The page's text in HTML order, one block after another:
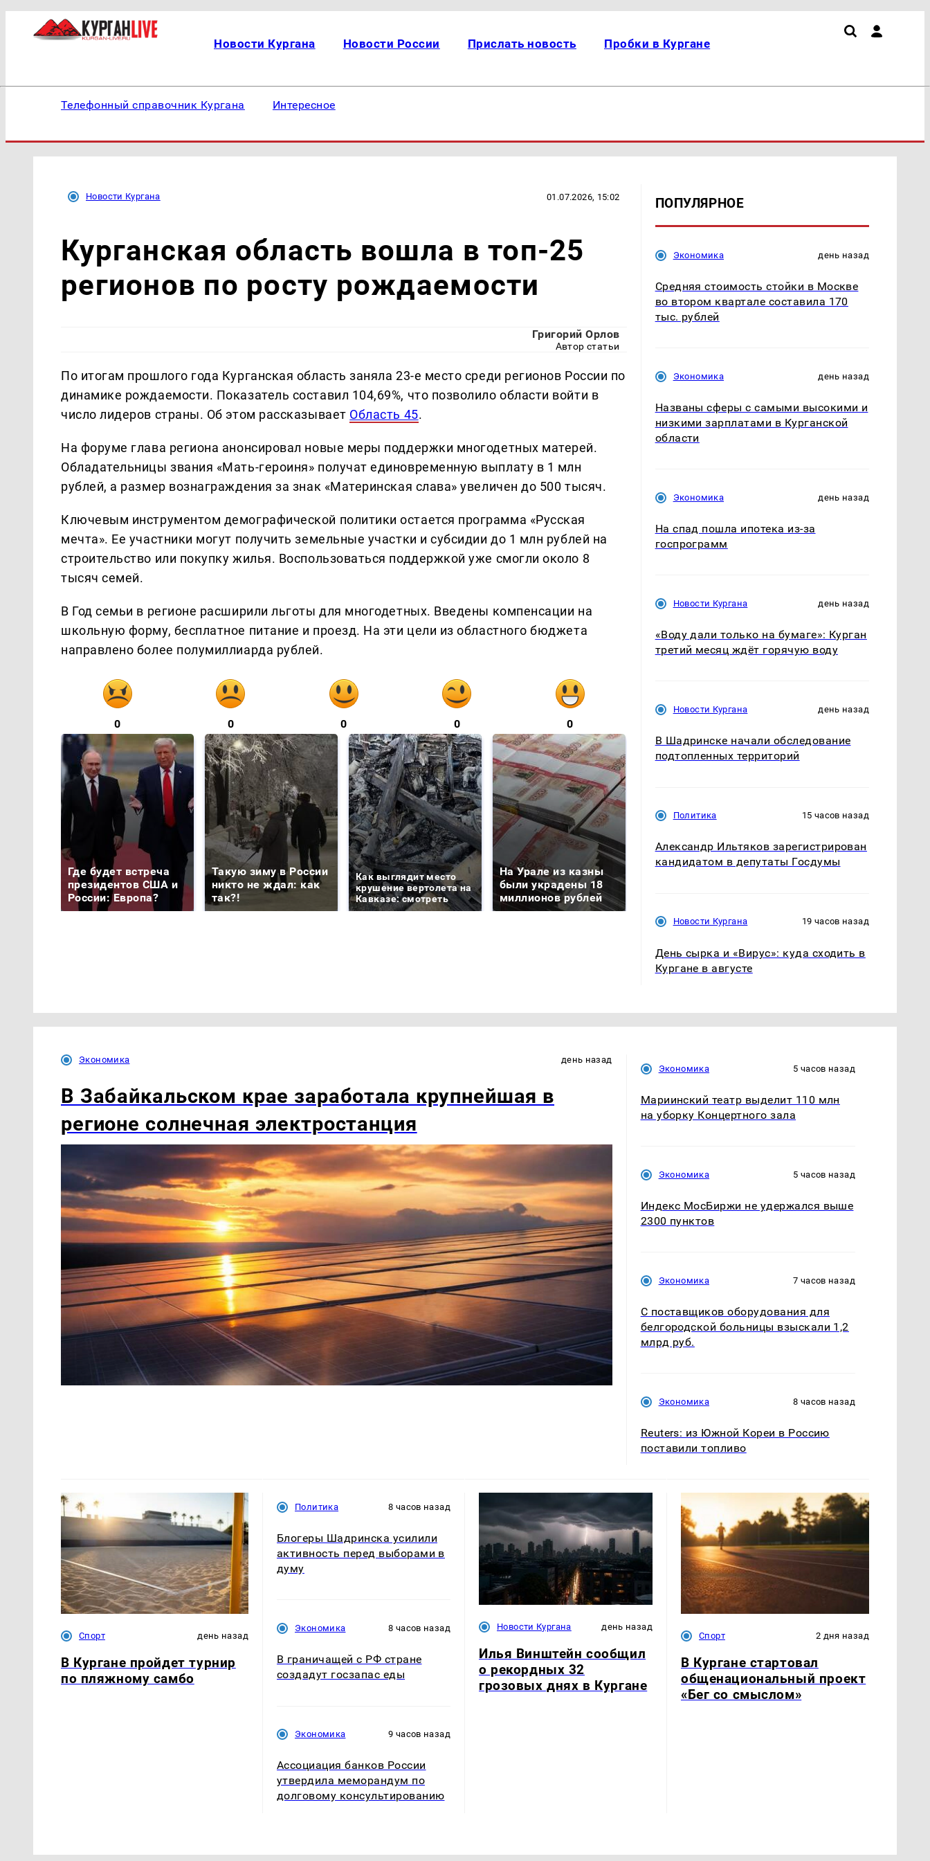
Новости Кургана Новости России Прислать новость Пробки в Кургане
Телефонный справочник Кургана Интересное
Новости Кургана 01.07.2026, 15:02
Курганская область вошла в топ-25
регионов по росту рождаемости
Григорий Орлов
Автор статьи
По итогам прошлого года Курганская область заняла 23-е место среди регионов России по
динамике рождаемости. Показатель составил 104,69%, что позволило области войти в
число лидеров страны. Об этом рассказывает Область 45.
На форуме глава региона анонсировал новые меры поддержки многодетных матерей.
Обладательницы звания «Мать-героиня» получат единовременную выплату в 1 млн
рублей, а размер вознаграждения за знак «Материнская слава» увеличен до 500 тысяч.
Ключевым инструментом демографической политики остается программа «Русская
мечта». Ее участники могут получить земельные участки и субсидии до 1 млн рублей на
строительство или покупку жилья. Воспользоваться поддержкой уже смогли около 8
тысяч семей.
В Год семьи в регионе расширили льготы для многодетных. Введены компенсации на
школьную форму, бесплатное питание и проезд. На эти цели из областного бюджета
направлено более полумиллиарда рублей.
0 0 0 0 0
Где будет встреча
президентов США и
России: Европа?
Такую зиму в России
никто не ждал: как
так?!
Как выглядит место
крушение вертолета на
Кавказе: смотреть
На Урале из казны
были украдены 18
миллионов рублей
Не ешьте эту
В ОАЭ произошло
ПОПУЛЯРНОЕ
Экономика день назад
Средняя стоимость стойки в Москве
во втором квартале составила 170
тыс. рублей
Экономика день назад
Названы сферы с самыми высокими и
низкими зарплатами в Курганской
области
Экономика день назад
На спад пошла ипотека из-за
госпрограмм
Новости Кургана день назад
«Воду дали только на бумаге»: Курган
третий месяц ждёт горячую воду
Новости Кургана день назад
В Шадринске начали обследование
подтопленных территорий
Политика 15 часов назад
Александр Ильтяков зарегистрирован
кандидатом в депутаты Госдумы
Новости Кургана 19 часов назад
День сырка и «Вирус»: куда сходить в
Кургане в августе
Экономика день назад
В Забайкальском крае заработала крупнейшая в
регионе солнечная электростанция
Экономика 5 часов назад
Мариинский театр выделит 110 млн
на уборку Концертного зала
Экономика 5 часов назад
Индекс МосБиржи не удержался выше
2300 пунктов
Экономика 7 часов назад
С поставщиков оборудования для
белгородской больницы взыскали 1,2
млрд руб.
Экономика 8 часов назад
Reuters: из Южной Кореи в Россию
поставили топливо
Спорт день назад
В Кургане пройдет турнир
по пляжному самбо
Политика 8 часов назад
Блогеры Шадринска усилили
активность перед выборами в
думу
Экономика 8 часов назад
В граничащей с РФ стране
создадут госзапас еды
Экономика 9 часов назад
Ассоциация банков России
утвердила меморандум по
долговому консультированию
Новости Кургана день назад
Илья Винштейн сообщил
о рекордных 32
грозовых днях в Кургане
Спорт 2 дня назад
В Кургане стартовал
общенациональный проект
«Бег со смыслом»